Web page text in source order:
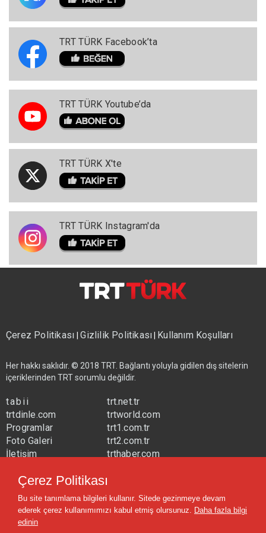
TRT TÜRK Facebook’ta
TRT TÜRK Youtube’da
TRT TÜRK X'te
TRT TÜRK Instagram'da
Çerez Politikası|Gizlilik Politikası| Kullanım Koşulları
Her hakkı saklıdır. © 2018 TRT. Bağlantı yoluyla gidilen dış sitelerin
içeriklerinden TRT sorumlu değildir.
tabii
trtdinle.com
Programlar
Foto Galeri
İletişim
trt.net.tr
trtworld.com
trt1.com.tr
trt2.com.tr
trthaber.com
trtavaz.com.tr
trtmuzik.net.tr
trtcocuk.net.tr
Çerez Politikası
Bu site tanımlama bilgileri kullanır. Sitede gezinmeye devam
ederek çerez kullanımımızı kabul etmiş olursunuz. Daha fazla bilgi
edinin